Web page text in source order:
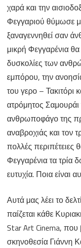
χαρά και την
Φεγγαριού θύμωσε
ξαναγεννηθεί σαν
μικρή Φεγγαρένια θα
δυσκολίες των
εμπόρου, την
του γερο – Τακιτόρι
ατρόμητος Σαμουράι
ανθρωποφάγο της
αναβροχιάς και τον
πολλές περιπέτειες
Φεγγαρένια τα τρία
ευτυχία. Ποια είναι
Αυτά μας λέει το
παίζεται κάθε
Star Art Cinema, που
σκηνοθεσία Γιάννη